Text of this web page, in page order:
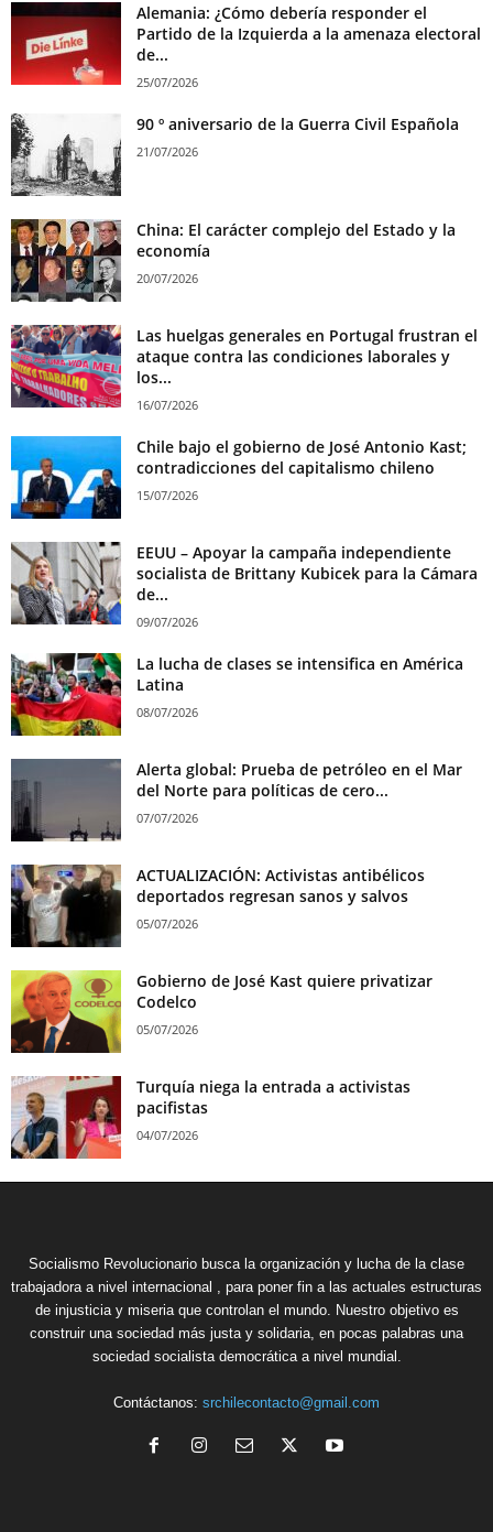
Alemania: ¿Cómo debería responder el
Partido de la Izquierda a la amenaza electoral
de...
25/07/2026
90 º aniversario de la Guerra Civil Española
21/07/2026
China: El carácter complejo del Estado y la
economía
20/07/2026
Las huelgas generales en Portugal frustran el
ataque contra las condiciones laborales y
los...
16/07/2026
Chile bajo el gobierno de José Antonio Kast;
contradicciones del capitalismo chileno
15/07/2026
EEUU – Apoyar la campaña independiente
socialista de Brittany Kubicek para la Cámara
de...
09/07/2026
La lucha de clases se intensifica en América
Latina
08/07/2026
Alerta global: Prueba de petróleo en el Mar
del Norte para políticas de cero...
07/07/2026
ACTUALIZACIÓN: Activistas antibélicos
deportados regresan sanos y salvos
05/07/2026
Gobierno de José Kast quiere privatizar
Codelco
05/07/2026
Turquía niega la entrada a activistas
pacifistas
04/07/2026
Socialismo Revolucionario busca la organización y lucha de la clase
trabajadora a nivel internacional , para poner fin a las actuales estructuras
de injusticia y miseria que controlan el mundo. Nuestro objetivo es
construir una sociedad más justa y solidaria, en pocas palabras una
sociedad socialista democrática a nivel mundial.
Contáctanos: srchilecontacto@gmail.com